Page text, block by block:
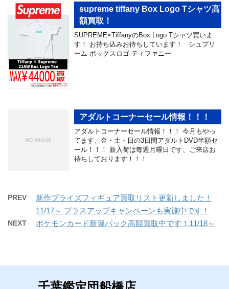
supreme tiffany Box Logo Tシャツ高
額買取！
SUPREME×TiffanyのBox Logo Tシャツ買いま
す！ お持ち込みお待ちしています！ シュプリ
ーム ボックスロゴ ティファニー
アダルトコーナーセール情報！！！
アダルトコーナーセール情報！！！ 今月もやっ
てます、金・土・日の3日間アダルトDVD半額セ
ール！！！ 新入荷は毎週月曜日です、ご来店お
待ちしております！！！
PREV
新作プライズフィギュア買取リスト更新しました！
11/17～ プラスアップキャンペーンも実施中です！
NEXT ポケモンカード新弾パック高額買取中です！11/18～